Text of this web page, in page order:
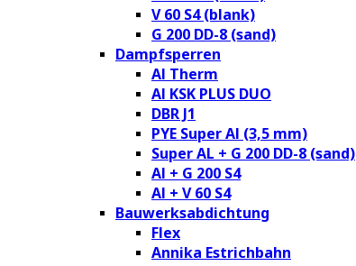
V 60 S4 (blank)
G 200 DD-8 (sand)
Dampfsperren
Al Therm
Al KSK PLUS DUO
DBR J1
PYE Super Al (3,5 mm)
Super AL + G 200 DD-8 (sand)
Al + G 200 S4
Al + V 60 S4
Bauwerksabdichtung
Flex
Annika Estrichbahn